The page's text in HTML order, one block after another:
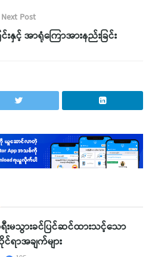
Next Post
နှင့် အာရုံကြောအားနည်းခြင်း
းမသွားခင်ပြင်ဆင်ထားသင့်သော
ရာအချက်များ